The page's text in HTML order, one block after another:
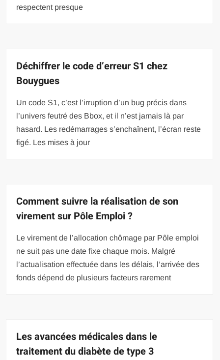
respectent presque
Déchiffrer le code d’erreur S1 chez
Bouygues
Un code S1, c’est l’irruption d’un bug précis dans
l’univers feutré des Bbox, et il n’est jamais là par
hasard. Les redémarrages s’enchaînent, l’écran reste
figé. Les mises à jour
Comment suivre la réalisation de son
virement sur Pôle Emploi ?
Le virement de l’allocation chômage par Pôle emploi
ne suit pas une date fixe chaque mois. Malgré
l’actualisation effectuée dans les délais, l’arrivée des
fonds dépend de plusieurs facteurs rarement
Les avancées médicales dans le
traitement du diabète de type 3